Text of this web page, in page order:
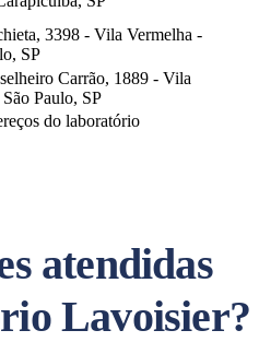
3398 - Vila Vermelha -
SP
Carrão, 1889 - Vila
Paulo, SP
do laboratório
atendidas
Lavoisier?